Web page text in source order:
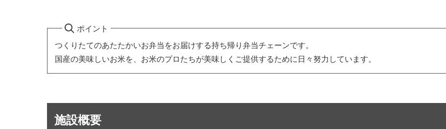
ポイント
つくりたてのあたたかいお弁当をお届けする持ち帰り弁当チェーンです。
国産の美味しいお米を、お米のプロたちが美味しくご提供するために日々努力しています。
施設概要